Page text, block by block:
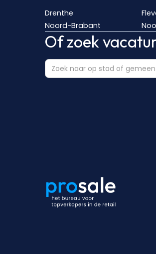
Drenthe
Noord-Brabant
Of zoek